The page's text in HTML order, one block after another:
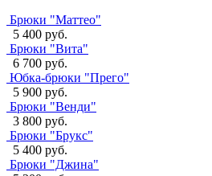
Брюки "Маттео"
5 400 руб.
Брюки "Вита"
6 700 руб.
Юбка-брюки "Прего"
5 900 руб.
Брюки "Венди"
3 800 руб.
Брюки "Брукс"
5 400 руб.
Брюки "Джина"